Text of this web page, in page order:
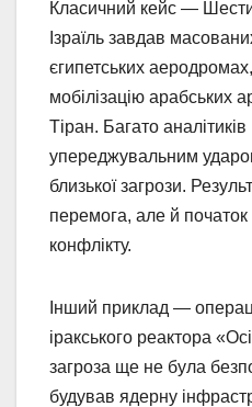
Класичний кейс —
Ізраїль завдав
єгипетських
мобілізацію арабських
Тіран. Багато
упереджувальним
близької загрози.
перемога, але й початок
конфлікту.
Інший приклад —
іракського реактора
загроза ще не була
будував ядерну